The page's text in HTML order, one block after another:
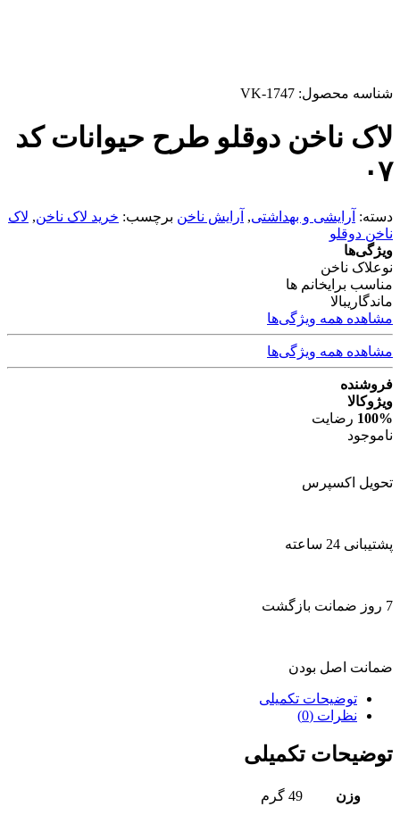
شناسه محصول: VK-1747
لاک ناخن دوقلو طرح حیوانات کد
۰۷
دسته: آرایشی و بهداشتی, آرایش ناخن برچسب: خرید لاک ناخن, لاک
ناخن دوقلو
ویژگی‌ها
نوعلاک ناخن
مناسب برایخانم ها
ماندگاریبالا
مشاهده همه ویژگی‌ها
مشاهده همه ویژگی‌ها
فروشنده
ویژوکالا
100% رضایت
ناموجود
تحویل اکسپرس
پشتیبانی 24 ساعته
7 روز ضمانت بازگشت
ضمانت اصل بودن
توضیحات تکمیلی
نظرات (0)
توضیحات تکمیلی
وزن 49 گرم